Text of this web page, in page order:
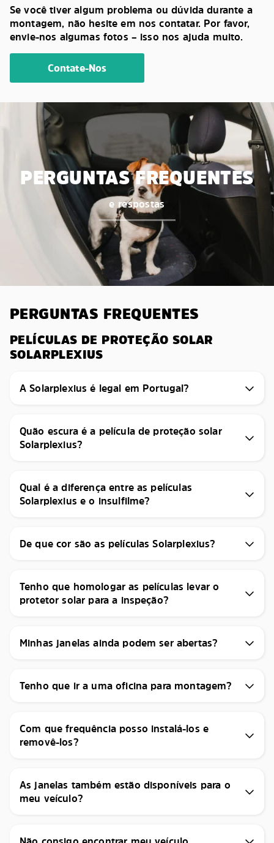
Se você tiver algum problema ou dúvida durante a
montagem, não hesite em nos contatar. Por favor,
envie-nos algumas fotos – isso nos ajuda muito.
Contate-Nos
PERGUNTAS FREQUENTES
e respostas
PERGUNTAS FREQUENTES
PELÍCULAS DE PROTEÇÃO SOLAR
SOLARPLEXIUS
A Solarplexius é legal em Portugal?
Quão escura é a película de proteção solar
Solarplexius?
Qual é a diferença entre as películas
Solarplexius e o insulfilme?
De que cor são as películas Solarplexius?
Tenho que homologar as películas levar o
protetor solar para a inspeção?
Minhas janelas ainda podem ser abertas?
Tenho que ir a uma oficina para montagem?
Com que frequência posso instalá-los e
removê-los?
As janelas também estão disponíveis para o
meu veículo?